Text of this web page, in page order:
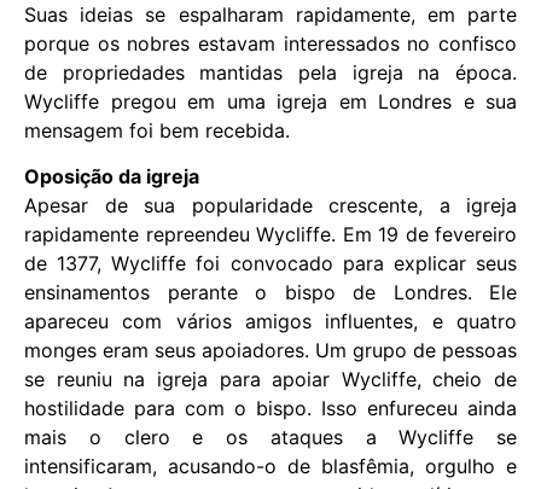
Suas ideias se espalharam rapidamente, em parte
porque os nobres estavam interessados ​​no confisco
de propriedades mantidas pela igreja na época.
Wycliffe pregou em uma igreja em Londres e sua
mensagem foi bem recebida.
Oposição da igreja
Apesar de sua popularidade crescente, a igreja
rapidamente repreendeu Wycliffe. Em 19 de fevereiro
de 1377, Wycliffe foi convocado para explicar seus
ensinamentos perante o bispo de Londres. Ele
apareceu com vários amigos influentes, e quatro
monges eram seus apoiadores. Um grupo de pessoas
se reuniu na igreja para apoiar Wycliffe, cheio de
hostilidade para com o bispo. Isso enfureceu ainda
mais o clero e os ataques a Wycliffe se
intensificaram, acusando-o de blasfêmia, orgulho e